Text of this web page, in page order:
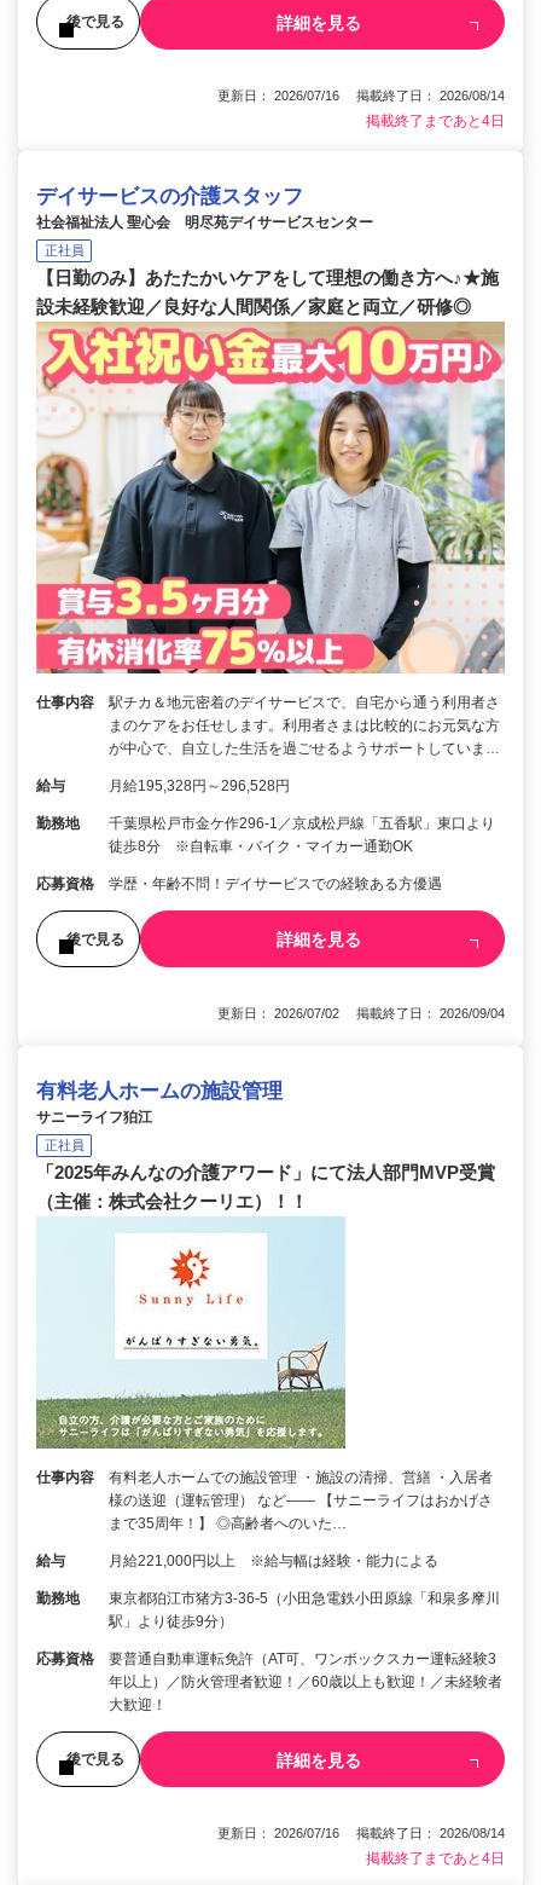
後で見る 詳細を見る
更新日： 2026/07/16 掲載終了日： 2026/08/14
掲載終了まであと4日
デイサービスの介護スタッフ
社会福祉法人 聖心会 明尽苑デイサービスセンター
正社員
【日勤のみ】あたたかいケアをして理想の働き方へ♪★施
設未経験歓迎／良好な人間関係／家庭と両立／研修◎
仕事内容
駅チカ＆地元密着のデイサービスで、自宅から通う利用者さ
まのケアをお任せします。利用者さまは比較的にお元気な方
が中心で、自立した生活を過ごせるようサポートしていま…
給与 月給195,328円～296,528円
勤務地
千葉県松戸市金ケ作296-1／京成松戸線「五香駅」東口より
徒歩8分 ※自転車・バイク・マイカー通勤OK
応募資格 学歴・年齢不問！デイサービスでの経験ある方優遇
後で見る 詳細を見る
更新日： 2026/07/02 掲載終了日： 2026/09/04
有料老人ホームの施設管理
サニーライフ狛江
正社員
「2025年みんなの介護アワード」にて法人部門MVP受賞
（主催：株式会社クーリエ）！！
仕事内容
有料老人ホームでの施設管理 ・施設の清掃、営繕 ・入居者
様の送迎（運転管理） など―― 【サニーライフはおかげさ
まで35周年！】 ◎高齢者へのいた…
給与 月給221,000円以上 ※給与幅は経験・能力による
勤務地
東京都狛江市猪方3-36-5（小田急電鉄小田原線「和泉多摩川
駅」より徒歩9分）
応募資格
要普通自動車運転免許（AT可、ワンボックスカー運転経験3
年以上）／防火管理者歓迎！／60歳以上も歓迎！／未経験者
大歓迎！
後で見る 詳細を見る
更新日： 2026/07/16 掲載終了日： 2026/08/14
掲載終了まであと4日